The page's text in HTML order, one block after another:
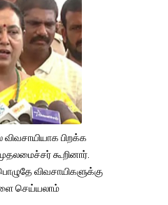
விவசாயியாக பிறக்க
கூறினார்.
விவசாயிகளுக்கு
செய்யலாம்